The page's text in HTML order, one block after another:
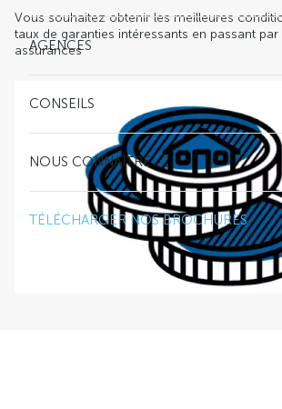
AGENCES
CONSEILS
NOUS CONNAÎTRE
TÉLÉCHARGER NOS BROCHURES
Vous souhaitez obtenir les meilleures
taux de garanties intéressants en passant
assurances